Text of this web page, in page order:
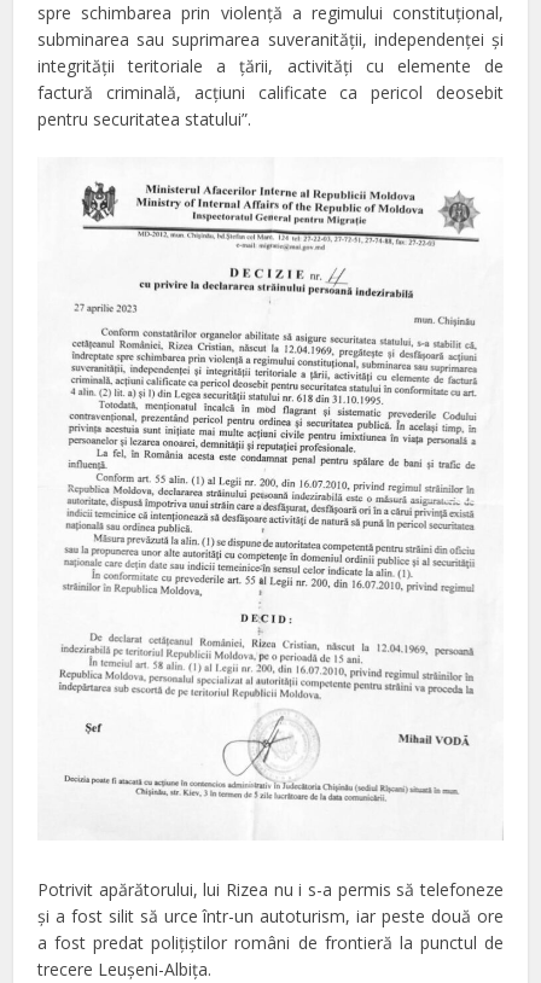
spre schimbarea prin violenţă a regimului constituţional,
subminarea sau suprimarea suveranităţii, independenţei şi
integrităţii teritoriale a ţării, activităţi cu elemente de
factură criminală, acţiuni calificate ca pericol deosebit
pentru securitatea statului”.
Potrivit apărătorului, lui Rizea nu i s-a permis să telefoneze
şi a fost silit să urce într-un autoturism, iar peste două ore
a fost predat poliţiştilor români de frontieră la punctul de
trecere Leuşeni-Albiţa.